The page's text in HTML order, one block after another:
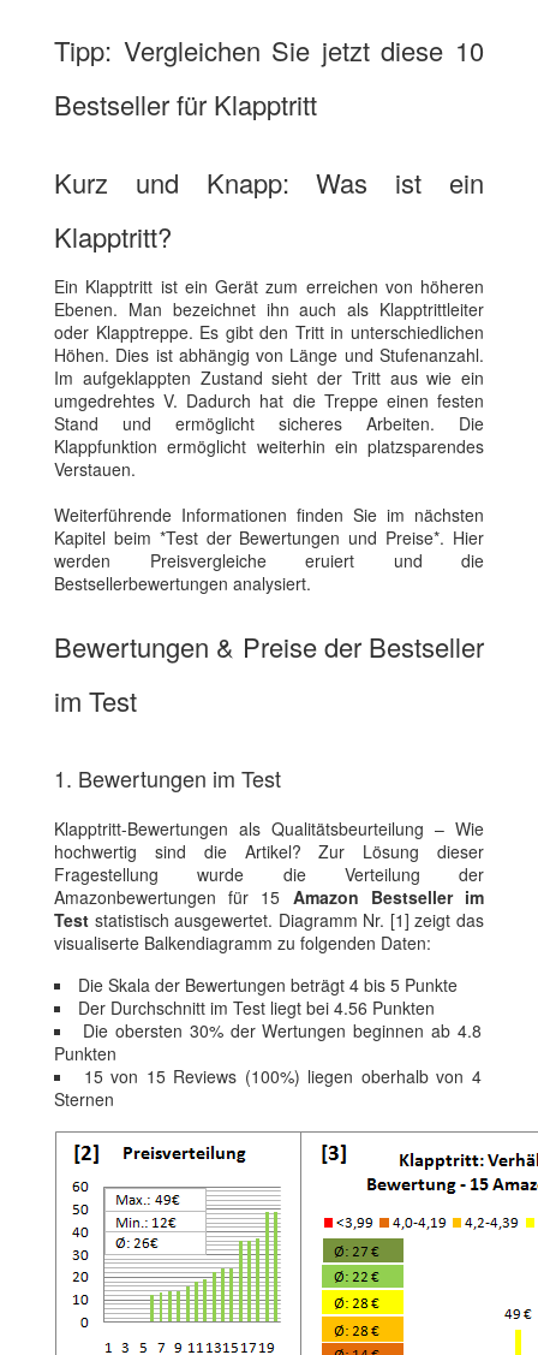
Tipp: Vergleichen Sie jetzt diese 10
Bestseller für Klapptritt
Kurz und Knapp: Was ist ein
Klapptritt?
Ein Klapptritt ist ein Gerät zum erreichen von höheren
Ebenen. Man bezeichnet ihn auch als Klapptrittleiter
oder Klapptreppe. Es gibt den Tritt in unterschiedlichen
Höhen. Dies ist abhängig von Länge und Stufenanzahl.
Im aufgeklappten Zustand sieht der Tritt aus wie ein
umgedrehtes V. Dadurch hat die Treppe einen festen
Stand und ermöglicht sicheres Arbeiten. Die
Klappfunktion ermöglicht weiterhin ein platzsparendes
Verstauen.
Weiterführende Informationen finden Sie im nächsten
Kapitel beim *Test der Bewertungen und Preise*. Hier
werden Preisvergleiche eruiert und die
Bestsellerbewertungen analysiert.
Bewertungen & Preise der Bestseller
im Test
1. Bewertungen im Test
Klapptritt-Bewertungen als Qualitätsbeurteilung – Wie
hochwertig sind die Artikel? Zur Lösung dieser
Fragestellung wurde die Verteilung der
Amazonbewertungen für 15 Amazon Bestseller im
Test statistisch ausgewertet. Diagramm Nr. [1] zeigt das
visualiserte Balkendiagramm zu folgenden Daten:
Die Skala der Bewertungen beträgt 4 bis 5 Punkte
Der Durchschnitt im Test liegt bei 4.56 Punkten
Die obersten 30% der Wertungen beginnen ab 4.8
Punkten
15 von 15 Reviews (100%) liegen oberhalb von 4
Sternen